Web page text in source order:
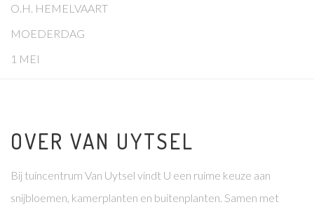
O.H. HEMELVAART
MOEDERDAG
1 MEI
OVER VAN UYTSEL
Bij tuincentrum Van Uytsel vindt U een ruime keuze aan
snijbloemen, kamerplanten en buitenplanten. Samen met